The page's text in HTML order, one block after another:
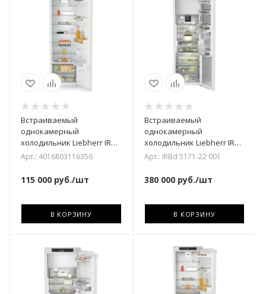
Встраиваемый
однокамерный
холодильник Liebherr IRd
5100-22 001
Арт.: 4016803116356
115 000 руб./шт
В КОРЗИНУ
Встраиваемый
однокамерный
холодильник Liebherr IRBd
5171-22 001
Арт.: IRBd 5171-22 001
380 000руб./шт
В КОРЗИНУ